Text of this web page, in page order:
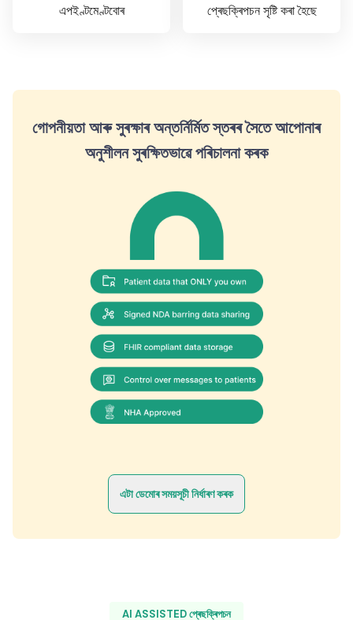
এপইণ্টমেণ্টবোৰ প্ৰেছক্ৰিপচন সৃষ্টি কৰা হৈছে
গোপনীয়তা আৰু সুৰক্ষাৰ অন্তৰ্নিৰ্মিত স্তৰৰ সৈতে আপোনাৰ
অনুশীলন সুৰক্ষিতভাৱে পৰিচালনা কৰক
এটা ডেমোৰ সময়সূচী নিৰ্ধাৰণ কৰক
AI ASSISTED প্ৰেছক্ৰিপচন